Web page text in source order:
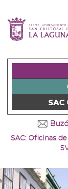
contenido
principal
página
s)
a
la
la
+
Ir
al
la
+
Ir
principal
u)
SAC
SAC: Oficinas